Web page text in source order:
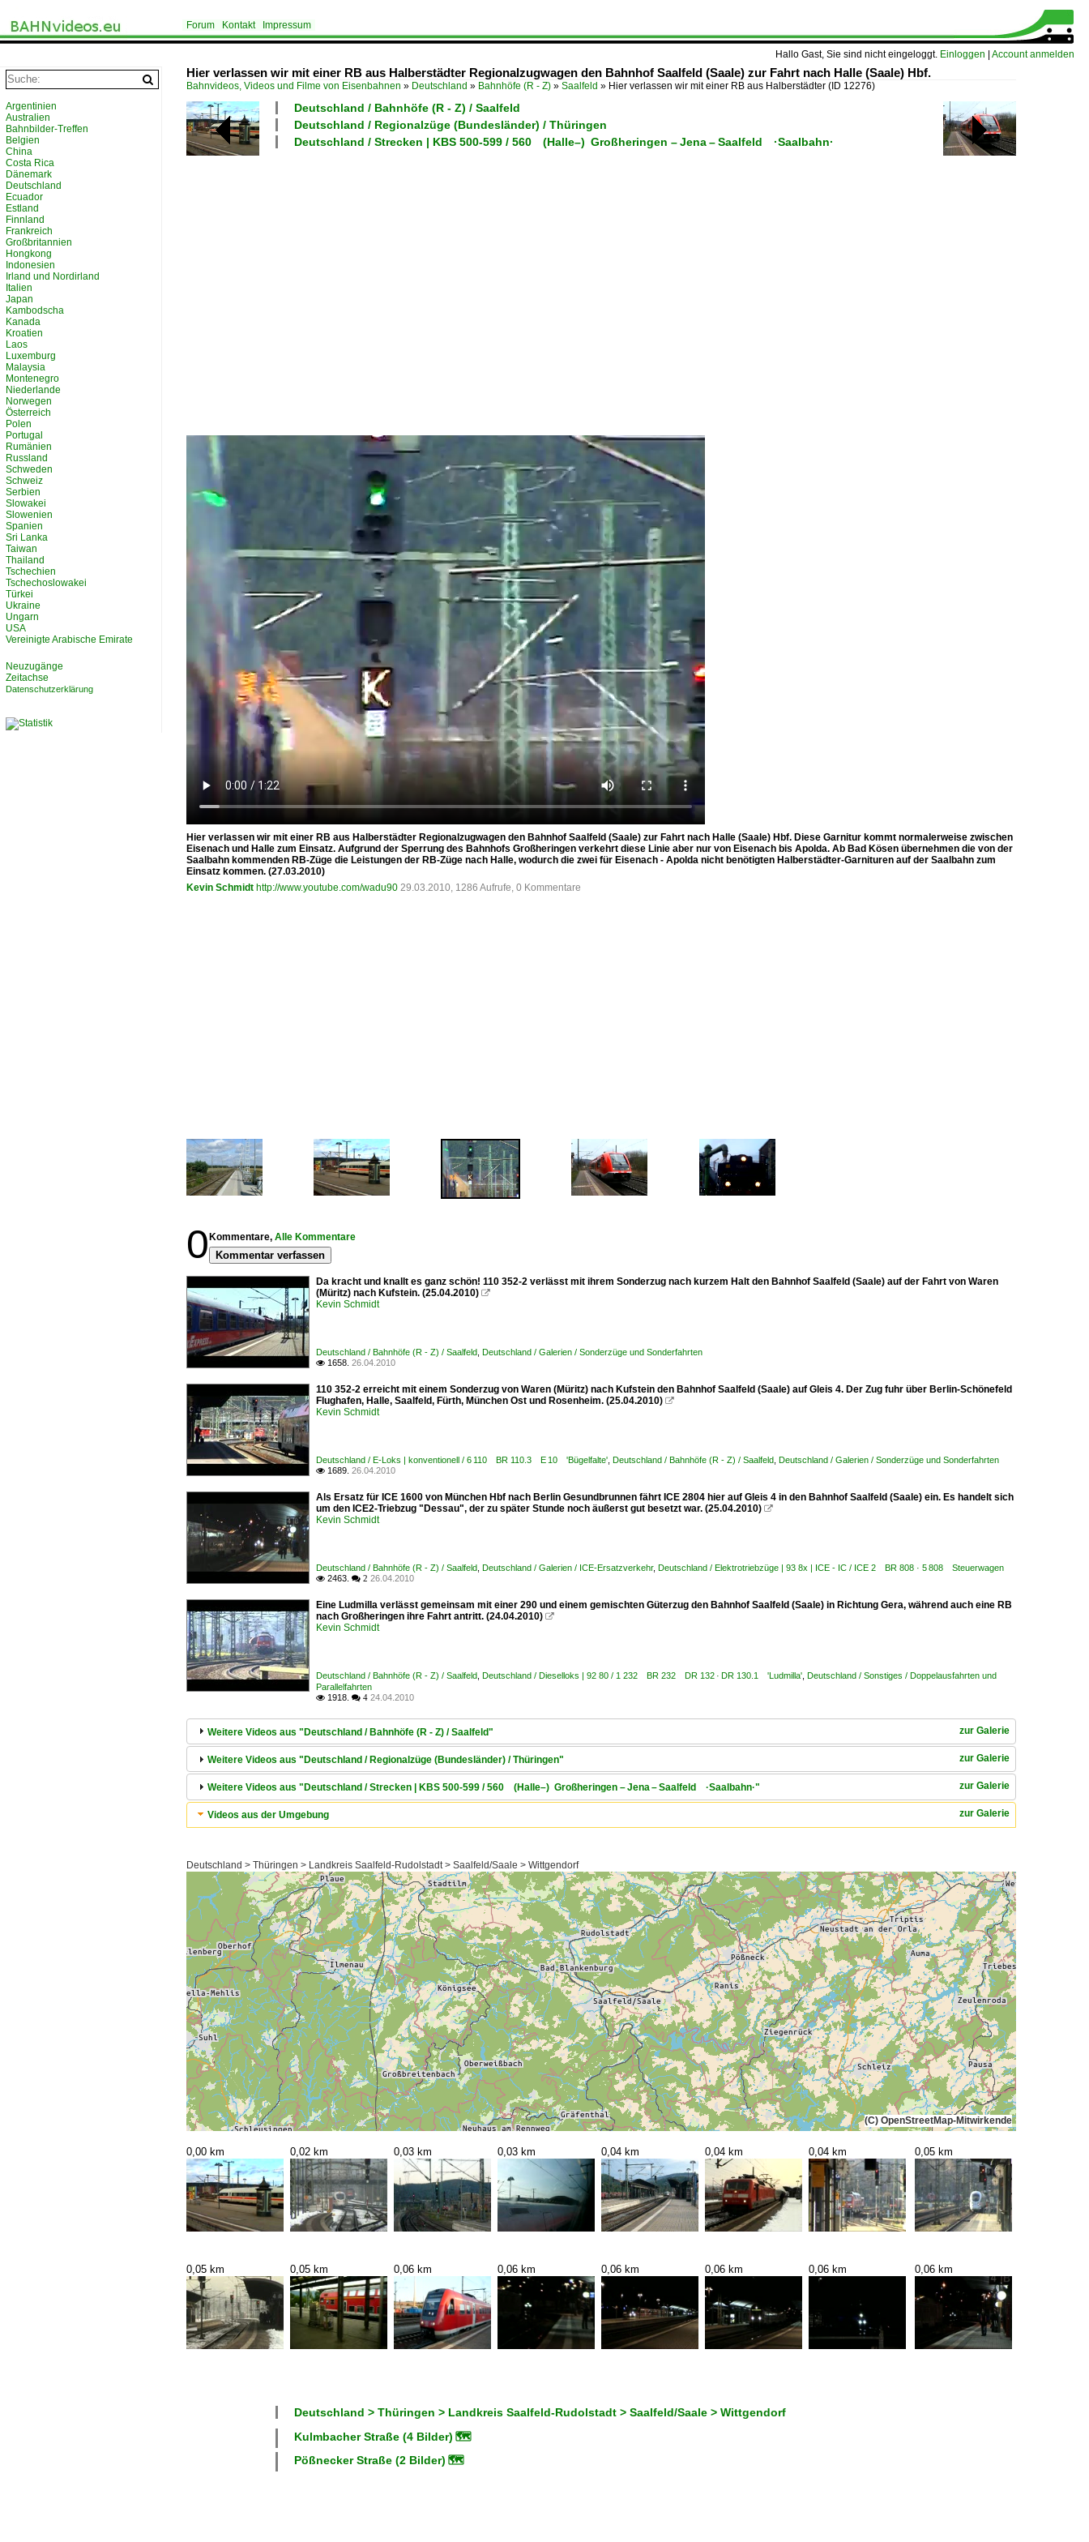
Hallo Gast, Sie sind nicht eingeloggt. Einloggen Account anmelden
Forum Kontakt Impressum
Hier verlassen wir mit einer RB aus Halberstädter Regionalzugwagen den Bahnhof Saalfeld (Saale) zur Fahrt nach Halle (Saale) Hbf.
Bahnvideos, Videos und Filme von Eisenbahnen » Deutschland » Bahnhöfe (R - Z) » Saalfeld » Hier verlassen wir mit einer RB aus Halberstädter (ID 12276)
Deutschland / Bahnhöfe (R - Z) / Saalfeld
Deutschland / Regionalzüge (Bundesländer) / Thüringen
Deutschland / Strecken | KBS 500-599 / 560 (Halle–) Großheringen – Jena – Saalfeld ·Saalbahn·
Hier verlassen wir mit einer RB aus Halberstädter Regionalzugwagen den Bahnhof Saalfeld (Saale) zur Fahrt nach Halle (Saale) Hbf. Diese Garnitur kommt normalerweise zwischen
Eisenach und Halle zum Einsatz. Aufgrund der Sperrung des Bahnhofs Großheringen verkehrt diese Linie aber nur von Eisenach bis Apolda. Ab Bad Kösen übernehmen die von der
Saalbahn kommenden RB-Züge die Leistungen der RB-Züge nach Halle, wodurch die zwei für Eisenach - Apolda nicht benötigten Halberstädter-Garnituren auf der Saalbahn zum
Einsatz kommen. (27.03.2010)
Kevin Schmidt http://www.youtube.com/wadu90 29.03.2010, 1286 Aufrufe, 0 Kommentare
0 Kommentare, Alle Kommentare
Kommentar verfassen
Da kracht und knallt es ganz schön! 110 352-2 verlässt mit ihrem Sonderzug nach kurzem Halt den Bahnhof Saalfeld (Saale) auf der Fahrt von Waren
(Müritz) nach Kufstein. (25.04.2010) 
Kevin Schmidt
Deutschland / Bahnhöfe (R - Z) / Saalfeld Deutschland / Galerien / Sonderzüge und Sonderfahrten
 1658. 26.04.2010
110 352-2 erreicht mit einem Sonderzug von Waren (Müritz) nach Kufstein den Bahnhof Saalfeld (Saale) auf Gleis 4. Der Zug fuhr über Berlin-Schönefeld
Flughafen, Halle, Saalfeld, Fürth, München Ost und Rosenheim. (25.04.2010) 
Kevin Schmidt
Deutschland / E-Loks | konventionell / 6 110 BR 110.3 E 10 'Bügelfalte' Deutschland / Bahnhöfe (R - Z) / Saalfeld Deutschland / Galerien / Sonderzüge und Sonderfahrten
 1689. 26.04.2010
Als Ersatz für ICE 1600 von München Hbf nach Berlin Gesundbrunnen fährt ICE 2804 hier auf Gleis 4 in den Bahnhof Saalfeld (Saale) ein. Es handelt sich
um den ICE2-Triebzug "Dessau", der zu später Stunde noch äußerst gut besetzt war. (25.04.2010) 
Kevin Schmidt
Deutschland / Bahnhöfe (R - Z) / Saalfeld Deutschland / Galerien / ICE-Ersatzverkehr, Deutschland / Elektrotriebzüge | 93 8x | ICE - IC / ICE 2 BR 808 · 5 808 Steuerwagen
 2463.  2 26.04.2010
Eine Ludmilla verlässt gemeinsam mit einer 290 und einem gemischten Güterzug den Bahnhof Saalfeld (Saale) in Richtung Gera, während auch eine RB
nach Großheringen ihre Fahrt antritt. (24.04.2010) 
Kevin Schmidt
Deutschland / Bahnhöfe (R - Z) / Saalfeld Deutschland / Dieselloks | 92 80 / 1 232 BR 232 DR 132 · DR 130.1 'Ludmilla' Deutschland / Sonstiges / Doppelausfahrten und
Parallelfahrten
 1918.  4 24.04.2010
zur Galerie
Weitere Videos aus "Deutschland / Bahnhöfe (R - Z) / Saalfeld"
zur Galerie
Weitere Videos aus "Deutschland / Regionalzüge (Bundesländer) / Thüringen"
zur Galerie
Weitere Videos aus "Deutschland / Strecken | KBS 500-599 / 560 (Halle–) Großheringen – Jena – Saalfeld ·Saalbahn·"
zur Galerie
Videos aus der Umgebung
Deutschland > Thüringen > Landkreis Saalfeld-Rudolstadt > Saalfeld/Saale > Wittgendorf
(C) OpenStreetMap-Mitwirkende
0,00 km 0,02 km 0,03 km 0,03 km 0,04 km 0,04 km 0,04 km 0,05 km
0,05 km 0,05 km 0,06 km 0,06 km 0,06 km 0,06 km 0,06 km 0,06 km
Deutschland > Thüringen > Landkreis Saalfeld-Rudolstadt > Saalfeld/Saale > Wittgendorf
Kulmbacher Straße (4 Bilder) 🗺
Pößnecker Straße (2 Bilder) 🗺
Argentinien
Australien
Bahnbilder-Treffen
Belgien
China
Costa Rica
Dänemark
Deutschland
Ecuador
Estland
Finnland
Frankreich
Großbritannien
Hongkong
Indonesien
Irland und Nordirland
Italien
Japan
Kambodscha
Kanada
Kroatien
Laos
Luxemburg
Malaysia
Montenegro
Niederlande
Norwegen
Österreich
Polen
Portugal
Rumänien
Russland
Schweden
Schweiz
Serbien
Slowakei
Slowenien
Spanien
Sri Lanka
Taiwan
Thailand
Tschechien
Tschechoslowakei
Türkei
Ukraine
Ungarn
USA
Vereinigte Arabische Emirate
Neuzugänge
Zeitachse
Datenschutzerklärung